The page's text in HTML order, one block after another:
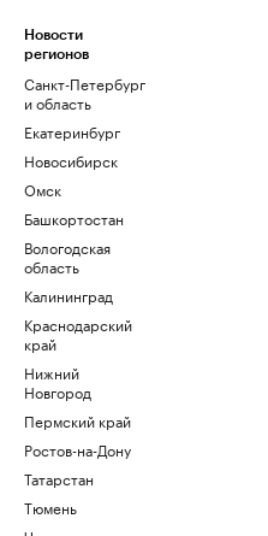
Новости
регионов
Санкт-Петербург
и область
Екатеринбург
Новосибирск
Омск
Башкортостан
Вологодская
область
Калининград
Краснодарский
край
Нижний
Новгород
Пермский край
Ростов-на-Дону
Татарстан
Тюмень